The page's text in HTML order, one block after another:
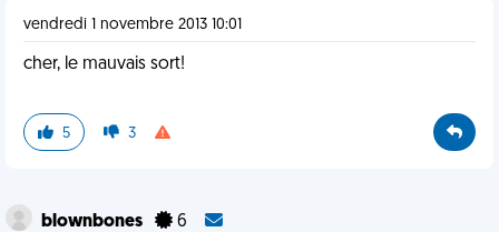
vendredi 1 novembre 2013 10:01
cher, le mauvais sort!
5 3
blownbones 6